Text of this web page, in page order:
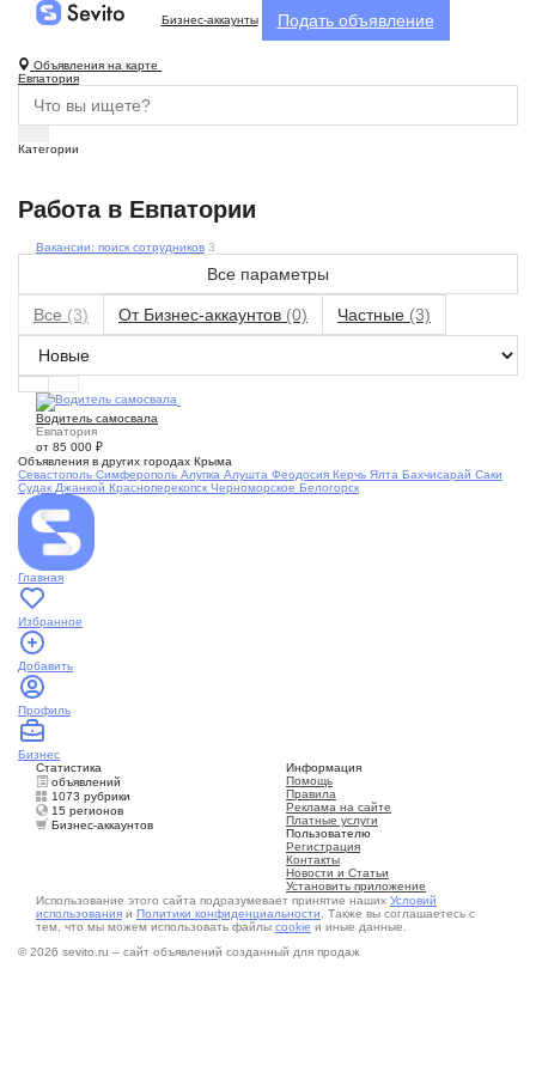
Бизнес-аккаунты Подать объявление
Объявления на карте
Евпатория
Категории
Работа в Евпатории
Вакансии: поиск сотрудников 3
Все параметры
Все (3) От Бизнес-аккаунтов (0) Частные (3)
Водитель самосвала
Евпатория
от 85 000 ₽
Объявления в других городах Крыма
Севастополь Симферополь Алупка Алушта Феодосия Керчь Ялта Бахчисарай Саки
Судак Джанкой Красноперекопск Черноморское Белогорск
Главная
Избранное
Добавить
Профиль
Бизнес
Статистика
объявлений
1073 рубрики
15 регионов
Бизнес-аккаунтов
Информация
Помощь
Правила
Реклама на сайте
Платные услуги
Пользователю
Регистрация
Контакты
Новости и Статьи
Установить приложение
Использование этого сайта подразумевает принятие наших Условий
использования и Политики конфиденциальности . Также вы соглашаетесь с
тем, что мы можем использовать файлы cookie и иные данные.
© 2026 sevito.ru – сайт объявлений созданный для продаж